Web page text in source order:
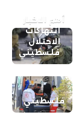
أهم الاخبار
انتهاكات
الاحتلال
فلسطيني
فلسطيني